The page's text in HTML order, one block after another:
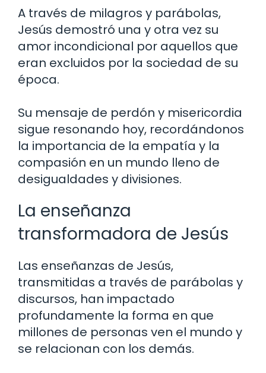
A través de milagros y parábolas,
Jesús demostró una y otra vez su
amor incondicional por aquellos que
eran excluidos por la sociedad de su
época.
Su mensaje de perdón y misericordia
sigue resonando hoy, recordándonos
la importancia de la empatía y la
compasión en un mundo lleno de
desigualdades y divisiones.
La enseñanza
transformadora de Jesús
Las enseñanzas de Jesús,
transmitidas a través de parábolas y
discursos, han impactado
profundamente la forma en que
millones de personas ven el mundo y
se relacionan con los demás.